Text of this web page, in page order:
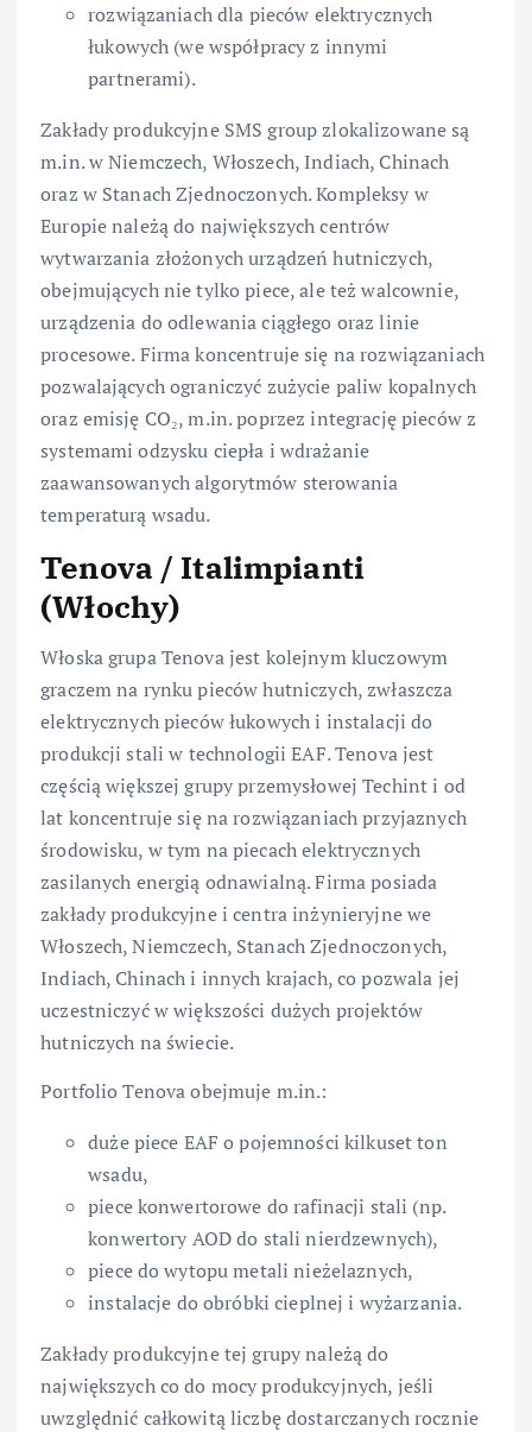
rozwiązaniach dla pieców elektrycznych
łukowych (we współpracy z innymi
partnerami).
Zakłady produkcyjne SMS group zlokalizowane są
m.in. w Niemczech, Włoszech, Indiach, Chinach
oraz w Stanach Zjednoczonych. Kompleksy w
Europie należą do największych centrów
wytwarzania złożonych urządzeń hutniczych,
obejmujących nie tylko piece, ale też walcownie,
urządzenia do odlewania ciągłego oraz linie
procesowe. Firma koncentruje się na rozwiązaniach
pozwalających ograniczyć zużycie paliw kopalnych
oraz emisję CO₂, m.in. poprzez integrację pieców z
systemami odzysku ciepła i wdrażanie
zaawansowanych algorytmów sterowania
temperaturą wsadu.
Tenova / Italimpianti
(Włochy)
Włoska grupa Tenova jest kolejnym kluczowym
graczem na rynku pieców hutniczych, zwłaszcza
elektrycznych pieców łukowych i instalacji do
produkcji stali w technologii EAF. Tenova jest
częścią większej grupy przemysłowej Techint i od
lat koncentruje się na rozwiązaniach przyjaznych
środowisku, w tym na piecach elektrycznych
zasilanych energią odnawialną. Firma posiada
zakłady produkcyjne i centra inżynieryjne we
Włoszech, Niemczech, Stanach Zjednoczonych,
Indiach, Chinach i innych krajach, co pozwala jej
uczestniczyć w większości dużych projektów
hutniczych na świecie.
Portfolio Tenova obejmuje m.in.:
duże piece EAF o pojemności kilkuset ton
wsadu,
piece konwertorowe do rafinacji stali (np.
konwertory AOD do stali nierdzewnych),
piece do wytopu metali nieżelaznych,
instalacje do obróbki cieplnej i wyżarzania.
Zakłady produkcyjne tej grupy należą do
największych co do mocy produkcyjnych, jeśli
uwzględnić całkowitą liczbę dostarczanych rocznie